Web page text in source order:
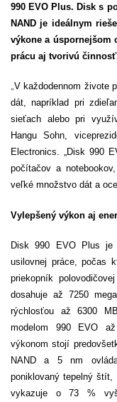
990 EVO Plus. Disk s
NAND je ideálnym
výkone a úspornejšom
prácu aj tvorivú
„V každodennom živote
dát, napríklad pri
sieťach alebo pri
Hangu Sohn,
Electronics. „Disk 990
počítačov a
veľké množstvo dát a
Vylepšený výkon aj
Disk 990 EVO Plus je
usilovnej práce, počas
priekopník
dosahuje až 7250
rýchlosťou až 6300
modelom 990 EVO
výkonom stojí
NAND a 5 nm
poniklovaný tepelný štít,
vykazuje o 73 %